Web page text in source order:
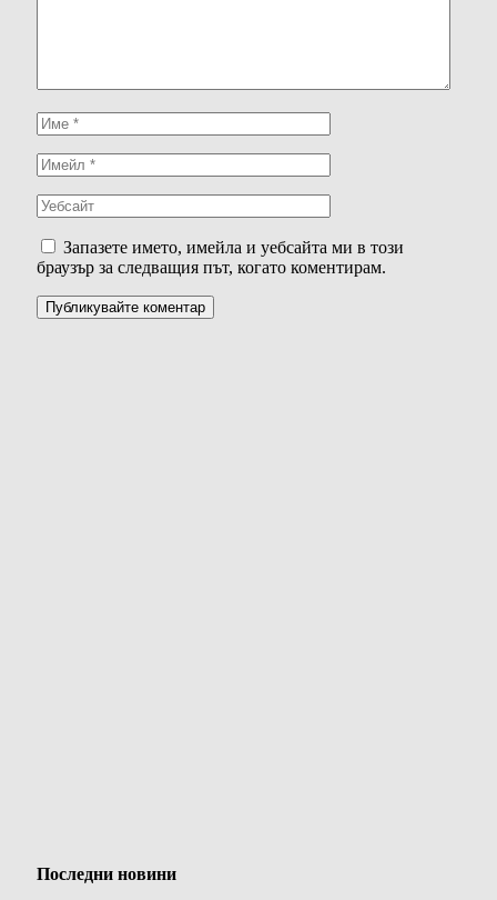
Запазете името, имейла и уебсайта ми в този
браузър за следващия път, когато коментирам.
Последни новини